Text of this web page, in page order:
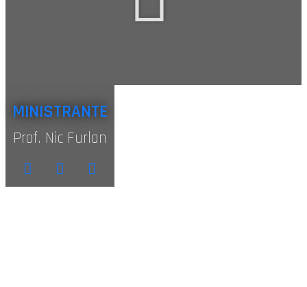
MINISTRANTE
Prof. Nic Furlan